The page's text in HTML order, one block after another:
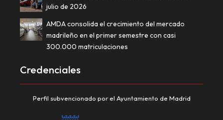
julio de 2026
AMDA consolida el crecimiento del mercado
madrileño en el primer semestre con casi
300.000 matriculaciones
Credenciales
Perfil subvencionado por el Ayuntamiento de Madrid